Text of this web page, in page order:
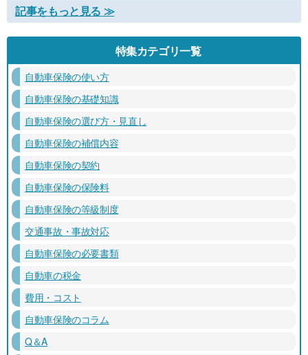
記事をもっと見る ≫
特集カテゴリ一覧
自動車保険の使い方
自動車保険の基礎知識
自動車保険の選び方・見直し
自動車保険の補償内容
自動車保険の契約
自動車保険の保険料
自動車保険の等級制度
交通事故・事故対応
自動車保険の必要書類
自動車の税金
費用・コスト
自動車保険のコラム
Q＆A